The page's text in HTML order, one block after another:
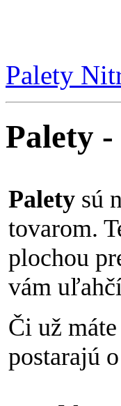
Palety
Palety
Palety sú
tovarom.
plochou
vám
Či už
postarajú